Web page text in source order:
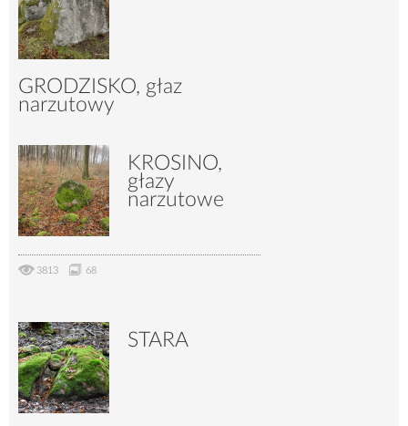
GRODZISKO, głaz
narzutowy
9093 32
KROSINO,
głazy
narzutowe
3813 68
STARA